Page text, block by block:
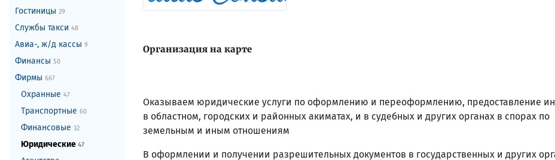
Гостиницы 29
Службы такси 48
Авиа-, ж/д кассы 9
Финансы 50
Фирмы 667
Охранные 47
Транспортные 60
Финансовые 32
Юридические 47
Организация на карте
Оказываем юридические услуги по оформлению и переоформлению, предоставление
в областном, городских и районных акиматах, и в судебных и других органах в спорах по
земельным и иным отношениям
В оформлении и получении разрешительных документов в государственных и других